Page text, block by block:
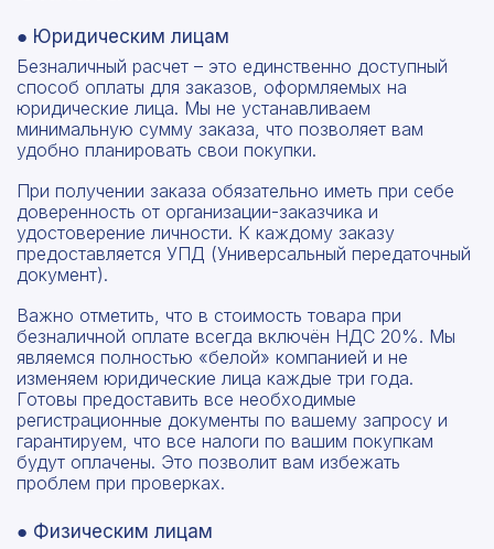
● Юридическим лицам
Безналичный расчет – это единственно доступный
способ оплаты для заказов, оформляемых на
юридические лица. Мы не устанавливаем
минимальную сумму заказа, что позволяет вам
удобно планировать свои покупки.
При получении заказа обязательно иметь при себе
доверенность от организации-заказчика и
удостоверение личности. К каждому заказу
предоставляется УПД (Универсальный передаточный
документ).
Важно отметить, что в стоимость товара при
безналичной оплате всегда включён НДС 20%. Мы
являемся полностью «белой» компанией и не
изменяем юридические лица каждые три года.
Готовы предоставить все необходимые
регистрационные документы по вашему запросу и
гарантируем, что все налоги по вашим покупкам
будут оплачены. Это позволит вам избежать
проблем при проверках.
● Физическим лицам